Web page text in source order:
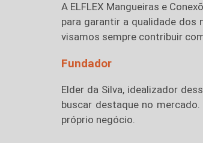
A ELFLEX Mangueiras e
para garantir a qualidade dos
visamos sempre contribuir
Fundador
Elder da Silva, idealizador
buscar destaque no
próprio negócio.